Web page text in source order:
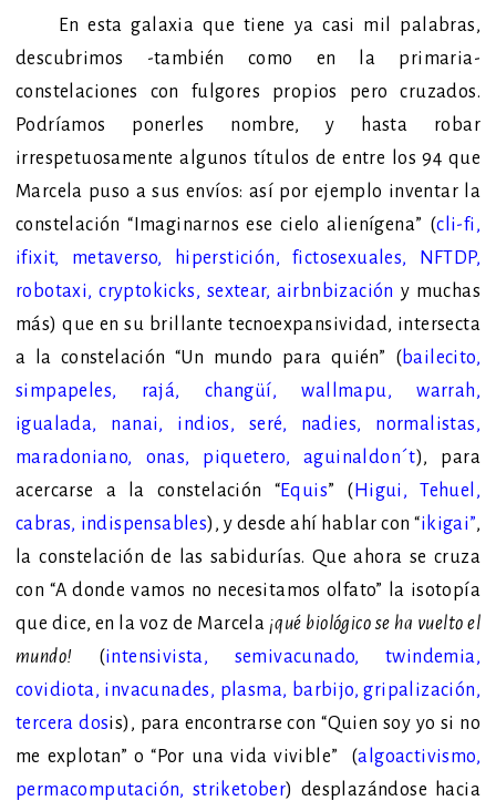
En esta galaxia que tiene ya casi mil palabras,
descubrimos -también como en la primaria-
constelaciones con fulgores propios pero cruzados.
Podríamos ponerles nombre, y hasta robar
irrespetuosamente algunos títulos de entre los 94 que
Marcela puso a sus envíos: así por ejemplo inventar
la
constelación“ Imaginarnos ese cielo alienígena” (cli-fi ,
ifixit, metaverso, hiperstición, fictosexuales, NFTDP,
robotaxi,cryptokicks, sextear, airbnbización y muchas
más) que en su brillante tecnoexpansividad, intersecta
a la constelación “Un mundo para quién” (bailecito,
simpapeles, rajá, changüí,wallmapu,warrah,
igualada, nanai, indios, seré, nadies, normalistas,
maradoniano, onas, piquetero, aguinaldon´t),
para
acercarse a la constelación “Equis” ( Higui ,Tehuel ,
cabras, indispensables), y desde ahí hablar con“ikigai”,
la constelación de las sabidurías. Que ahora se cruza
con “A donde vamos no necesitamos olfato” la isotopía
que dice, en la voz de Marcela ¡qué biológico se ha vuelto el
mundo! (intensivista, semivacunado, twindemia,
covidiota, invacunades, plasma, barbijo,gripalización,
tercera dosis), para encontrarse con “Quien soy yo si no
me explotan” o “Por una vida vivible” (algoactivismo,
permacomputación, striketober) desplazándose hacia